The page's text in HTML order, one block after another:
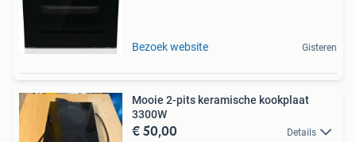
Bezoek website Gisteren
Mooie 2-pits keramische kookplaat
3300W
€ 50,00 Details